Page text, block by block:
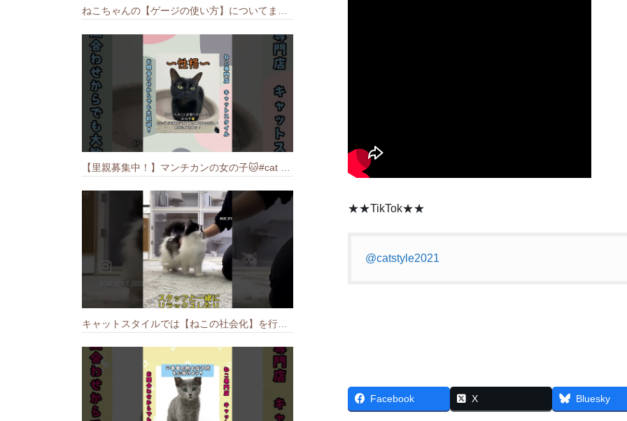
★★TikTok★★
@catstyle2021
Facebook X Bluesky
ねこちゃんの【ゲージの使い方】についてまとめました️🐱📝